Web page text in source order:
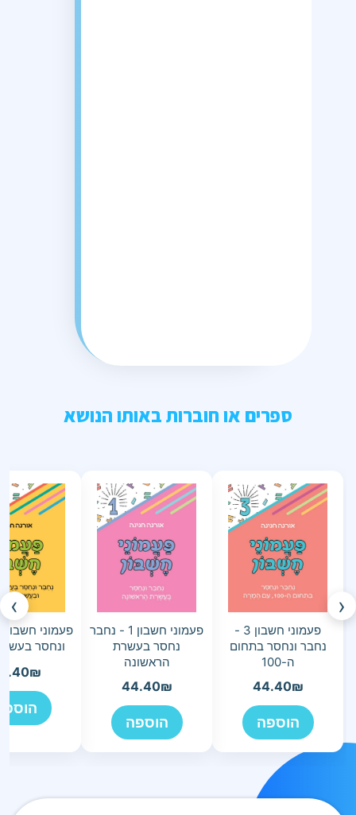
ספרים או חוברות באותו הנושא
‹
פעמוני חשבון 3 -
נחבר ונחסר בתחום
ה-100
44.40₪
הוספה
פעמוני חשבון 1 - נחבר
נחסר בעשרת
הראשונה
44.40₪
הוספה
ונחסר
₪
›